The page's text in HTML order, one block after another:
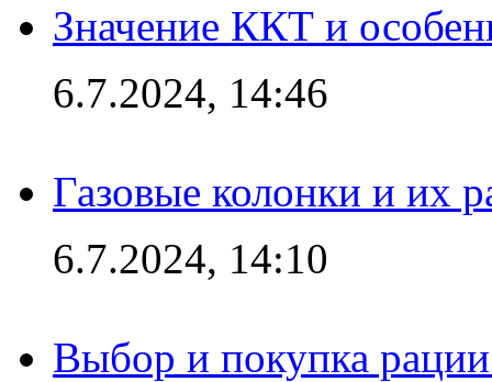
Значение ККТ и
6.7.2024, 14:46
Газовые колонки и их
6.7.2024, 14:10
Выбор и покупка